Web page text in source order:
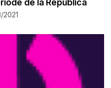
de la República
2021